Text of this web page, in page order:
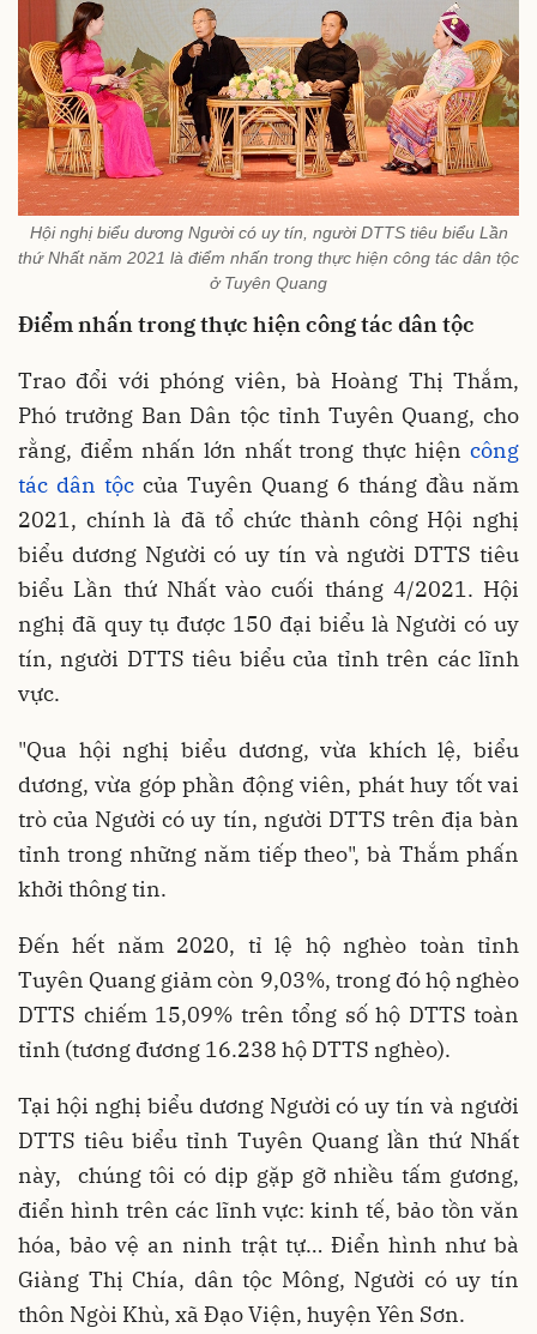
Hội nghị biểu dương Người có uy tín, người DTTS tiêu biểu Lần
thứ Nhất năm 2021 là điểm nhấn trong thực hiện công tác dân tộc
ở Tuyên Quang
Điểm nhấn trong thực hiện công tác dân tộc
Trao đổi với phóng viên, bà Hoàng Thị Thắm,
Phó trưởng Ban Dân tộc tỉnh Tuyên Quang, cho
rằng, điểm nhấn lớn nhất trong thực hiện công
tác dân tộc của Tuyên Quang 6 tháng đầu năm
2021, chính là đã tổ chức thành công Hội nghị
biểu dương Người có uy tín và người DTTS tiêu
biểu Lần thứ Nhất vào cuối tháng 4/2021. Hội
nghị đã quy tụ được 150 đại biểu là Người có uy
tín, người DTTS tiêu biểu của tỉnh trên các lĩnh
vực.
"Qua hội nghị biểu dương, vừa khích lệ, biểu
dương, vừa góp phần động viên, phát huy tốt vai
trò của Người có uy tín, người DTTS trên địa bàn
tỉnh trong những năm tiếp theo", bà Thắm phấn
khởi thông tin.
Đến hết năm 2020, tỉ lệ hộ nghèo toàn tỉnh
Tuyên Quang giảm còn 9,03%, trong đó hộ nghèo
DTTS chiếm 15,09% trên tổng số hộ DTTS toàn
tỉnh (tương đương 16.238 hộ DTTS nghèo).
Tại hội nghị biểu dương Người có uy tín và người
DTTS tiêu biểu tỉnh Tuyên Quang lần thứ Nhất
này, chúng tôi có dịp gặp gỡ nhiều tấm gương,
điển hình trên các lĩnh vực: kinh tế, bảo tồn văn
hóa, bảo vệ an ninh trật tự… Điển hình như bà
Giàng Thị Chía, dân tộc Mông, Người có uy tín
thôn Ngòi Khù, xã Đạo Viện, huyện Yên Sơn.